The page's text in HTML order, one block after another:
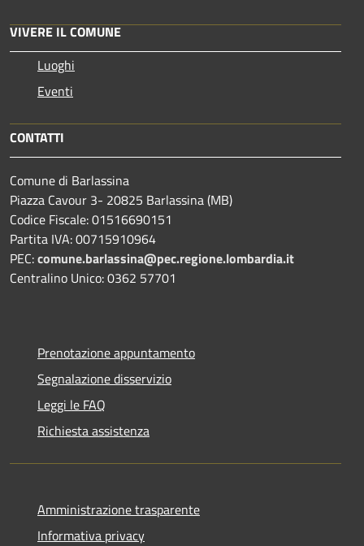
VIVERE IL COMUNE
Luoghi
Eventi
CONTATTI
Comune di Barlassina
Piazza Cavour 3- 20825 Barlassina (MB)
Codice Fiscale: 01516690151
Partita IVA: 00715910964
PEC:comune.barlassina@pec.regione.lombardia.it
Centralino Unico: 0362 57701
Prenotazione appuntamento
Segnalazione disservizio
Leggi le FAQ
Richiesta assistenza
Amministrazione trasparente
Informativa privacy